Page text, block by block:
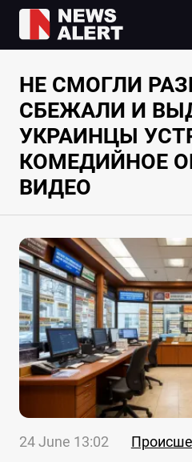
НЕ СМОГЛИ
СБЕЖАЛИ И
УКРАИНЦЫ
КОМЕДИЙНОЕ
ВИДЕО
24 June 13:02